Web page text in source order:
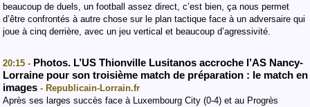
beaucoup de duels, un football assez direct, c’est bien, ça nous permet
d’être confrontés à autre chose sur le plan tactique face à un adversaire qui
joue à cinq derrière, avec un jeu vertical et beaucoup d’agressivité.
20:15 - Photos. L’US Thionville Lusitanos accroche l’AS Nancy-
Lorraine pour son troisième match de préparation : le match en
images - Republicain-Lorrain.fr
Après ses larges succès face à Luxembourg City (0-4) et au Progrès